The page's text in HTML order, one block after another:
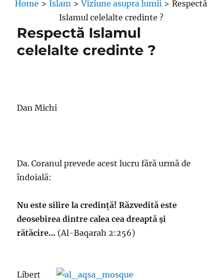
Home > Islam > Viziune asupra lumii > Respectă
Islamul celelalte credinte ?
Respectă Islamul
celelalte credinte ?
Dan Michi
Da. Coranul prevede acest lucru fără urmă de
îndoială:
Nu este silire la credință! Răzvedită este
deosebirea dintre calea cea dreaptă și
rătăcire… (Al-Baqarah 2:256)
Libert